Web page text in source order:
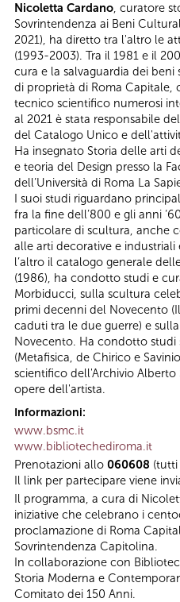
Nicoletta Cardano, curatore
Sovrintendenza ai Beni
2021), ha diretto tra l'altro le
(1993-2003). Tra il 1981 e il
cura e la salvaguardia dei
di proprietà di Roma
tecnico scientifico numerosi
al 2021 è stata responsabile
del Catalogo Unico e
Ha insegnato Storia delle arti
e teoria del Design presso la
dell’Università di Roma La
I suoi studi riguardano
fra la fine dell’800 e gli anni
particolare di scultura, anche
alle arti decorative e industriali
l’altro il catalogo generale
(1986), ha condotto studi e
Morbiducci, sulla scultura
primi decenni del Novecento
caduti tra le due guerre) e
Novecento. Ha condotto studi
(Metafisica, de Chirico e
scientifico dell'Archivio
opere dell'artista.
Informazioni:
www.bsmc.it
www.bibliotechediroma.it
Prenotazioni allo 060608 (tutti
Il link per partecipare viene
Il programma, a cura di
iniziative che celebrano i
proclamazione di Roma
Sovrintendenza Capitolina.
In collaborazione con
Storia Moderna e
Comitato dei 150 Anni.